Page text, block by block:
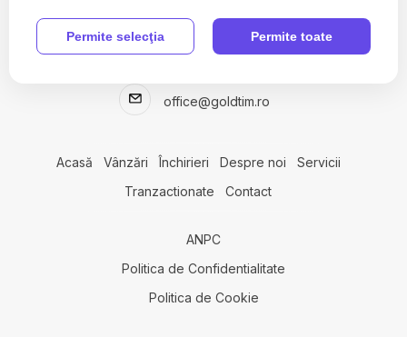
Case de vanzare in Corbeanca
Case de vanzare in Cornu
Case de vanzare in Tunari Est
Terenuri de vanzare
Terenuri de vanzare in Jilava
Terenuri de vanzare in Corbeanca
Terenuri de vanzare in Tunari Nord
0741 275 236
office@goldtim.ro
Acasă Vânzări Închirieri Despre noi
Servicii
Tranzactionate
Contact
ANPC
Politica de Confidentialitate
Politica de Cookie
Permite selecţia Permite toate